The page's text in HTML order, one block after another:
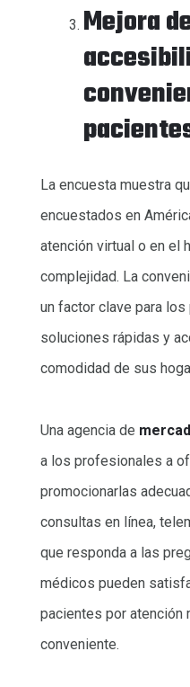
Mejora
La encuesta muestra
encuestados en
atención virtual o en el
complejidad. La
un factor clave para
soluciones rápidas y
comodidad de sus
Una agencia de
a los profesionales a
promocionarlas
consultas en línea,
que responda a las
médicos pueden
pacientes por atención
conveniente.